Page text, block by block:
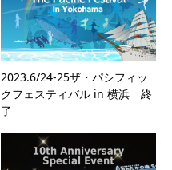
2023.6/24-25ザ・パシフィッ
クフェスティバル in 横浜 終
了